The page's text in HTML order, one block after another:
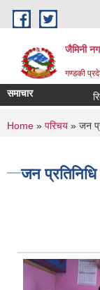
Skip to main content
जैमिनी
गण्डकी
समाचार
You are
Home » परिचय » जन
जन प्रतिनिधि